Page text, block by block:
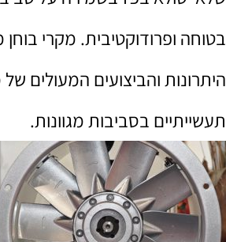
בטוחה ופרודוקטיבית. מקרי
היתרונות והביצועים המעולים של
תעשייתיים בסביבות מגוונות.